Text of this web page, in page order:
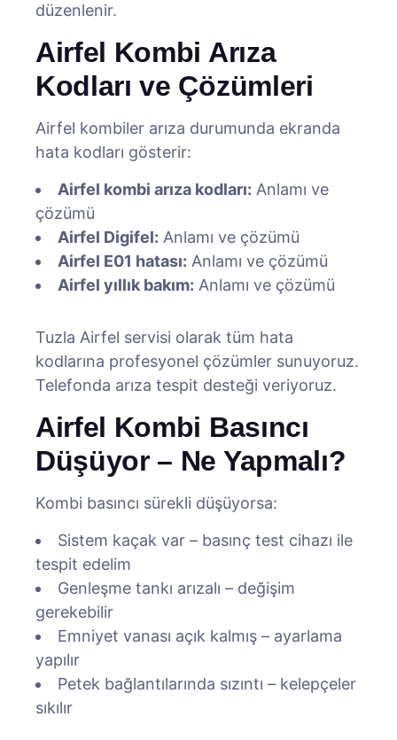
düzenlenir.
Airfel Kombi Arıza
Kodları ve Çözümleri
Airfel kombiler arıza durumunda ekranda
hata kodları gösterir:
Airfel kombi arıza kodları: Anlamı ve
çözümü
Airfel Digifel: Anlamı ve çözümü
Airfel E01 hatası: Anlamı ve çözümü
Airfel yıllık bakım: Anlamı ve çözümü
Tuzla Airfel servisi olarak tüm hata
kodlarına profesyonel çözümler sunuyoruz.
Telefonda arıza tespit desteği veriyoruz.
Airfel Kombi Basıncı
Düşüyor – Ne Yapmalı?
Kombi basıncı sürekli düşüyorsa:
Sistem kaçak var – basınç test cihazı ile
tespit edelim
Genleşme tankı arızalı – değişim
gerekebilir
Emniyet vanası açık kalmış – ayarlama
yapılır
Petek bağlantılarında sızıntı – kelepçeler
sıkılır